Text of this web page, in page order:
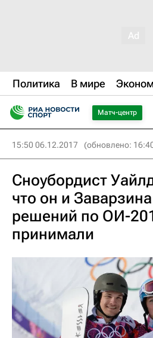
Политика В мире
Матч-центр
15:50 06.12.2017 (обновлено:
Сноубордист
что он и
решений по ОИ-
принимали